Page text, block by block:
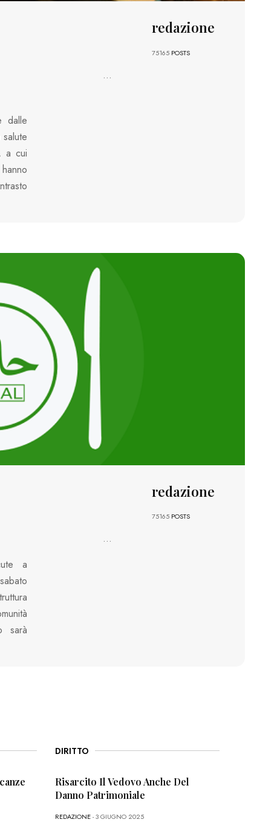
dalle
a cui
redazione
75165 POSTS
...
a
sarà
redazione
75165 POSTS
...
DIRITTO
Risarcito Il Vedovo Anche Del
Danno Patrimoniale
REDAZIONE- 3 GIUGNO 2025